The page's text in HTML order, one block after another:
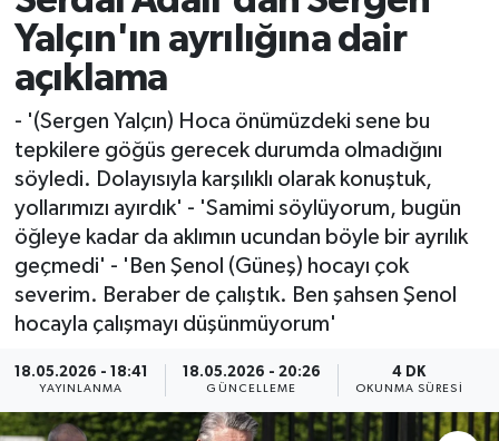
Yalçın'ın ayrılığına dair
açıklama
- '(Sergen Yalçın) Hoca önümüzdeki sene bu
tepkilere göğüs gerecek durumda olmadığını
söyledi. Dolayısıyla karşılıklı olarak konuştuk,
yollarımızı ayırdık' - 'Samimi söylüyorum, bugün
öğleye kadar da aklımın ucundan böyle bir ayrılık
geçmedi' - 'Ben Şenol (Güneş) hocayı çok
severim. Beraber de çalıştık. Ben şahsen Şenol
hocayla çalışmayı düşünmüyorum'
18.05.2026 - 18:41
YAYINLANMA
18.05.2026 - 20:26
GÜNCELLEME
4 DK
OKUNMA SÜRESI
KÜLTÜR-SANAT-MAGAZİN
MEDYA
ÖZEL HABER
RÖPORTAJLAR
SİYASET
GÜNCEL
Son Dakika Haberleri
Haber Arşivi